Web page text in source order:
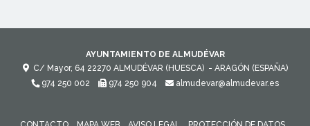
AYUNTAMIENTO DE ALMUDÉVAR
C/ Mayor, 64 22270 ALMUDÉVAR (HUESCA) - ARAGÓN (ESPAÑA)
974 250 002
974 250 904 almudevar@almudevar.es